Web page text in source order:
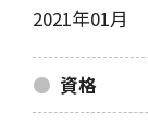
2021年01月
資格